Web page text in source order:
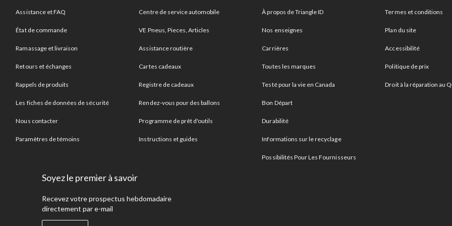
Assistance et FAQ
État de commande
Ramassage et livraison
Retours et échanges
Rappels de produits
Les fiches de données de sécurité
Nous contacter
Paramètres de témoins
Centre de service automobile
VE Pneus, Pieces, Articles
Assistance routière
Cartes cadeaux
Registre de cadeaux
Rendez-vous pour des ballons
Programme de prêt d'outils
Instructions et guides
À propos de Triangle ID
Nos enseignes
Carrières
Toutes les marques
Testé pour la vie en Canada
Bon Départ
Durabilité
Informations sur le recyclage
Possibilités Pour Les Fournisseurs
Termes et conditions
Plan du site
Accessibilité
Politique de prix
Droit à la réparation au
Soyez le premier à savoir
Recevez votre prospectus hebdomadaire
directement par e-mail